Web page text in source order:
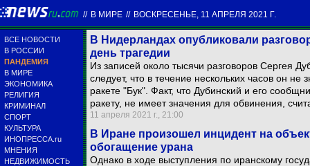
// В МИРЕ // ВОСКРЕСЕНЬЕ, 11 АПРЕЛЯ 2021 Г.
ВСЕ НОВОСТИ
В РОССИИ
ПАНДЕМИЯ
В МИРЕ
ЭКОНОМИКА
РЕЛИГИЯ
КРИМИНАЛ
СПОРТ
КУЛЬТУРА
ИНОПРЕССА.ru
МНЕНИЯ
НЕДВИЖИМОСТЬ
В Нидерландах опубликовали
день трагедии
Из записей около тысячи разговоров Сергея
следует, что в течение нескольких часов он не
ракете "Бук". Факт, что Дубинский и его
ракету, не имеет значения для обвинения,
11 апреля 2021 г., 21:00
В Иране произошел инцидент на
обогащение урана
Однако в ходе выступления по иранскому